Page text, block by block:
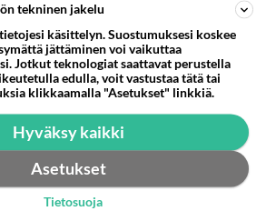
ei mene hyvin
https://www.iltalehti.fi/viihdeuutiset/a/c46da6ab-340f-4790-aaa7-0865eed2336 Yrityksen konkurssihakemus on tullut kärä
Kotimaiset julkkisjuorut
301
Tiesitkö? Martina Aitolehden isäpuoli on tämä suosittu laulaja
Kotimaiset julkkisjuorut
30
1057
on tehnyt?
64
tekninen jakelu
käsittelyn. Suostumuksesi koskee
jättäminen voi vaikuttaa
Jotkut teknologiat saattavat perustella
edulla, voit vastustaa tätä tai
klikkaamalla "Asetukset" linkkiä.
Hyväksy kaikki
Asetukset
Tietosuoja